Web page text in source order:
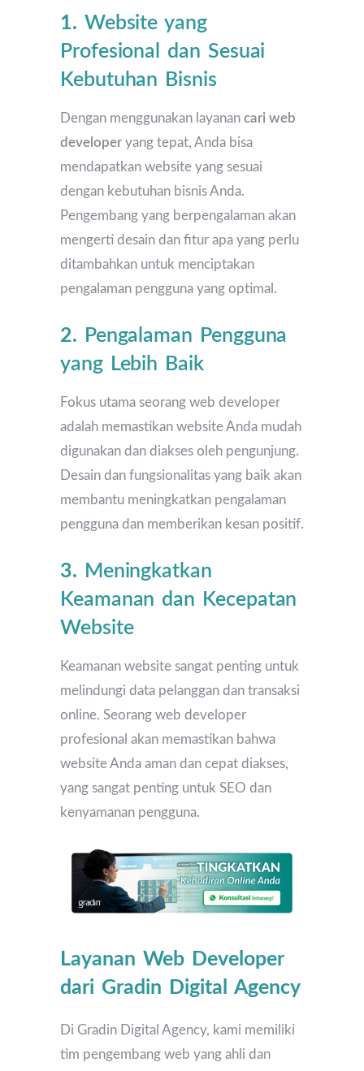
1. Website yang
Profesional dan Sesuai
Kebutuhan Bisnis
Dengan menggunakan layanan cari web
developer yang tepat, Anda bisa
mendapatkan website yang sesuai
dengan kebutuhan bisnis Anda.
Pengembang yang berpengalaman akan
mengerti desain dan fitur apa yang perlu
ditambahkan untuk menciptakan
pengalaman pengguna yang optimal.
2. Pengalaman Pengguna
yang Lebih Baik
Fokus utama seorang web developer
adalah memastikan website Anda mudah
digunakan dan diakses oleh pengunjung.
Desain dan fungsionalitas yang baik akan
membantu meningkatkan pengalaman
pengguna dan memberikan kesan positif.
3. Meningkatkan
Keamanan dan Kecepatan
Website
Keamanan website sangat penting untuk
melindungi data pelanggan dan transaksi
online. Seorang web developer
profesional akan memastikan bahwa
website Anda aman dan cepat diakses,
yang sangat penting untuk SEO dan
kenyamanan pengguna.
Layanan Web Developer
dari Gradin Digital Agency
Di Gradin Digital Agency, kami memiliki
tim pengembang web yang ahli dan